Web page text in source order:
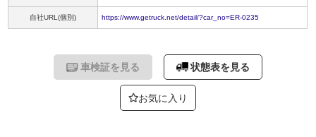
自社URL(個別) https://www.getruck.net/detail/?car_no=ER-0235
車検証を見る 状態表を見る
お気に入り